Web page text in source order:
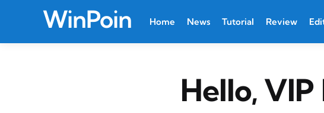
WinPoin Home News Tutorial Review
Hello,